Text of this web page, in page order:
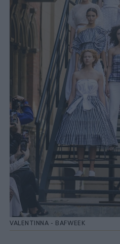
VALENTINNA - BAFWEEK